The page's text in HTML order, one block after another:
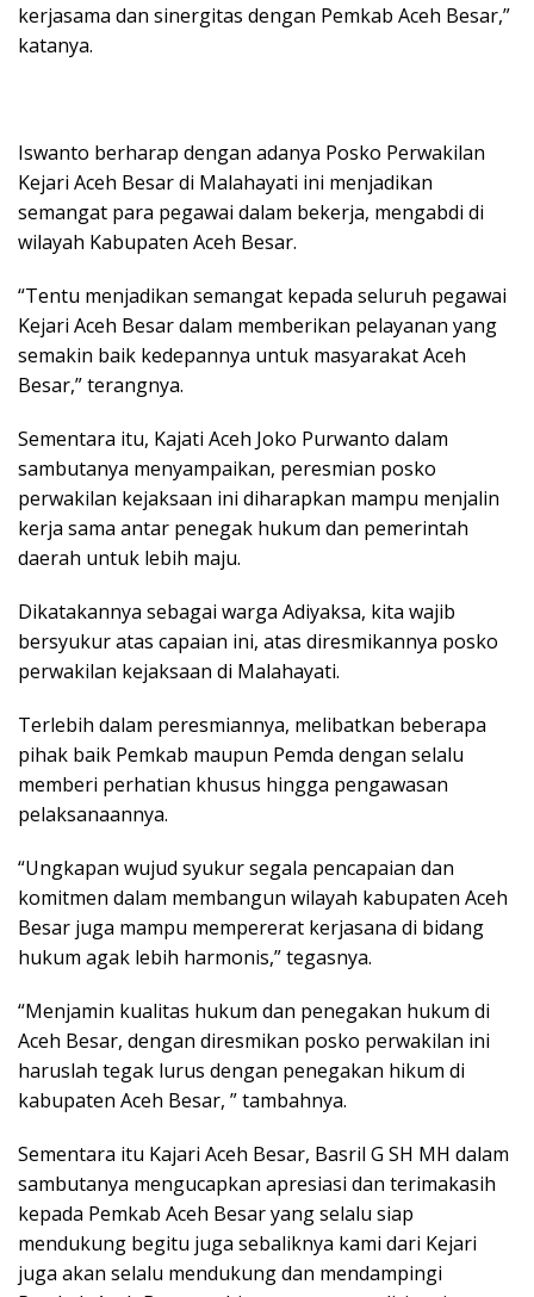
kerjasama dan sinergitas dengan Pemkab Aceh Besar,”
katanya.
Iswanto berharap dengan adanya Posko Perwakilan
Kejari Aceh Besar di Malahayati ini menjadikan
semangat para pegawai dalam bekerja, mengabdi di
wilayah Kabupaten Aceh Besar.
“Tentu menjadikan semangat kepada seluruh pegawai
Kejari Aceh Besar dalam memberikan pelayanan yang
semakin baik kedepannya untuk masyarakat Aceh
Besar,” terangnya.
Sementara itu, Kajati Aceh Joko Purwanto dalam
sambutanya menyampaikan, peresmian posko
perwakilan kejaksaan ini diharapkan mampu menjalin
kerja sama antar penegak hukum dan pemerintah
daerah untuk lebih maju.
Dikatakannya sebagai warga Adiyaksa, kita wajib
bersyukur atas capaian ini, atas diresmikannya posko
perwakilan kejaksaan di Malahayati.
Terlebih dalam peresmiannya, melibatkan beberapa
pihak baik Pemkab maupun Pemda dengan selalu
memberi perhatian khusus hingga pengawasan
pelaksanaannya.
“Ungkapan wujud syukur segala pencapaian dan
komitmen dalam membangun wilayah kabupaten Aceh
Besar juga mampu mempererat kerjasana di bidang
hukum agak lebih harmonis,” tegasnya.
“Menjamin kualitas hukum dan penegakan hukum di
Aceh Besar, dengan diresmikan posko perwakilan ini
haruslah tegak lurus dengan penegakan hikum di
kabupaten Aceh Besar, ” tambahnya.
Sementara itu Kajari Aceh Besar, Basril G SH MH dalam
sambutanya mengucapkan apresiasi dan terimakasih
kepada Pemkab Aceh Besar yang selalu siap
mendukung begitu juga sebaliknya kami dari Kejari
juga akan selalu mendukung dan mendampingi